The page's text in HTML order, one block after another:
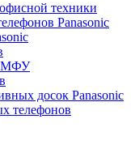
техники
Panasonic
МФУ
досок Panasonic
телефонов